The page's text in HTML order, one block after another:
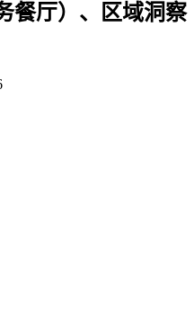
餐厅）、区域洞察